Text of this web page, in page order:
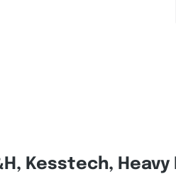
Kesstech, Heavy